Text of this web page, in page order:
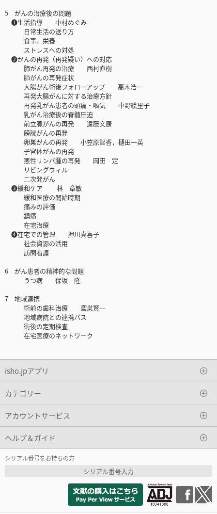
5 がんの治療後の問題
❶生活指導 中村めぐみ
日常生活の送り方
食事，栄養
ストレスへの対処
❷がんの再発（再発疑い）への対応
肺がん再発の治療 西村直樹
肺がんの再発症状
大腸がん術後フォローアップ 高木浩一
再発大腸がんに対する治療方針
再発乳がん患者の頭痛・嘔気 中野絵里子
乳がん治療後の脊髄圧迫
前立腺がんの再発 遠藤文康
膀胱がんの再発
卵巣がんの再発 小笠原智香，樋田一英
子宮体がんの再発
悪性リンパ腫の再発 岡田 定
リビングウィル
二次発がん
❸緩和ケア 林 章敏
緩和医療の開始時期
痛みの評価
鎮痛
在宅治療
❹在宅での管理 押川真喜子
社会資源の活用
訪問看護
6 がん患者の精神的な問題
うつ病 保坂 隆
7 地域連携
術前の歯科治療 鳶巣賢一
地域病院との連携パス
術後の定期検査
在宅医療のネットワーク
isho.jpアプリ
カテゴリー
アカウントサービス
ヘルプ＆ガイド
シリアル番号をお持ちの方
シリアル番号入力